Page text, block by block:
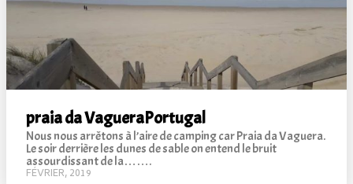
praia da VagueraPortugal
Nous nous arrêtons à l’aire de camping car Praia da Vaguera.
Le soir derrière les dunes de sable on entend le bruit
assourdissant de la…….
FÉVRIER, 2019